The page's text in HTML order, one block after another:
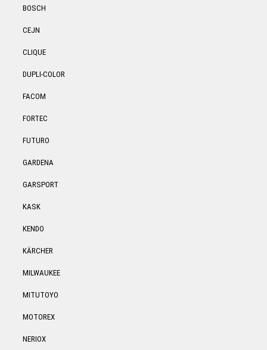
BOSCH
CEJN
CLIQUE
DUPLI-COLOR
FACOM
FORTEC
FUTURO
GARDENA
GARSPORT
KASK
KENDO
KÄRCHER
MILWAUKEE
MITUTOYO
MOTOREX
NERIOX